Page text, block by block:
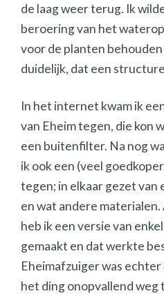
de laag weer terug. Ik
beroering van het
voor de planten
duidelijk, dat een
In het internet kwam ik
van Eheim tegen, die kon
een buitenfilter. Na nog
ik ook een (veel
tegen; in elkaar gezet
en wat andere
heb ik een versie van
gemaakt en dat werkte
Eheimafzuiger was
het ding onopvallend weg